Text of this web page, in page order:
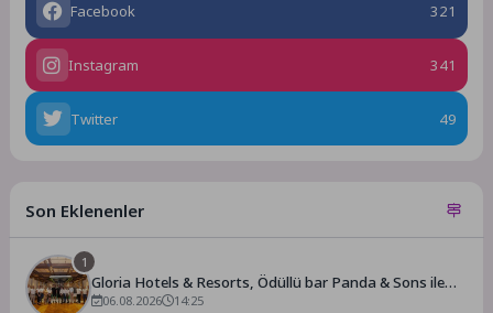
Facebook 321
Instagram 341
Twitter 49
Son Eklenenler
1
Gloria Hotels & Resorts, Ödüllü bar Panda & Sons ile
unutulmaz bir Miksoloji Gecesine İmza Attı
06.08.2026 14:25